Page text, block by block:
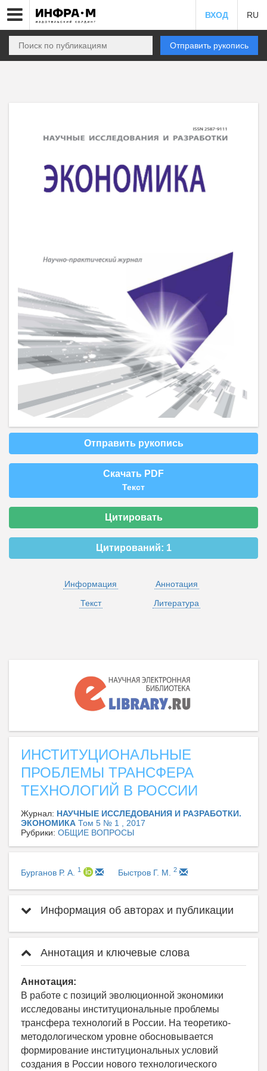
ВХОД RU
Отправить рукопись
Отправить рукопись
Скачать PDF
Текст
Цитировать
Цитирований: 1
Информация
Аннотация
Текст
Литература
ИНСТИТУЦИОНАЛЬНЫЕ
ПРОБЛЕМЫ ТРАНСФЕРА
ТЕХНОЛОГИЙ В РОССИИ
Журнал: НАУЧНЫЕ ИССЛЕДОВАНИЯ И РАЗРАБОТКИ.
ЭКОНОМИКА Том 5 № 1 , 2017
Рубрики: ОБЩИЕ ВОПРОСЫ
Бурганов Р. А. 1 Быстров Г. М. 2
Информация об авторах и публикации
Аннотация и ключевые слова
Аннотация:
В работе с позиций эволюционной экономики
исследованы институциональные проблемы
трансфера технологий в России. На теоретико-
методологическом уровне обосновывается
формирование институциональных условий
создания в России нового технологического